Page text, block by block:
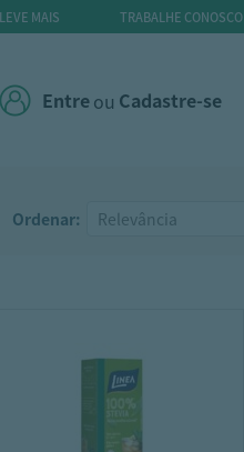
LEVE MAIS TRABALHE CONOSCO
Entreou Cadastre-se
Ordenar: